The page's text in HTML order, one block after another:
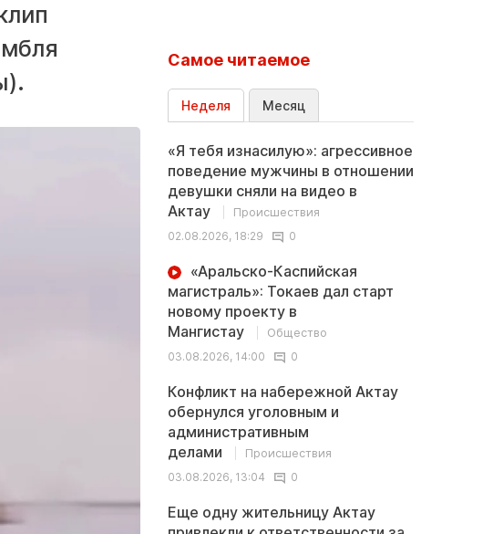
Самое читаемое
Неделя Месяц
«Я тебя изнасилую»: агрессивное
поведение мужчины в отношении
девушки сняли на видео в
Актау
Происшествия
02.08.2026, 18:29
0
«Аральско-Каспийская
магистраль»: Токаев дал старт
новому проекту в
Мангистау
Общество
03.08.2026, 14:00
0
Конфликт на набережной Актау
обернулся уголовным и
административным
делами
Происшествия
03.08.2026, 13:04
0
Еще одну жительницу Актау